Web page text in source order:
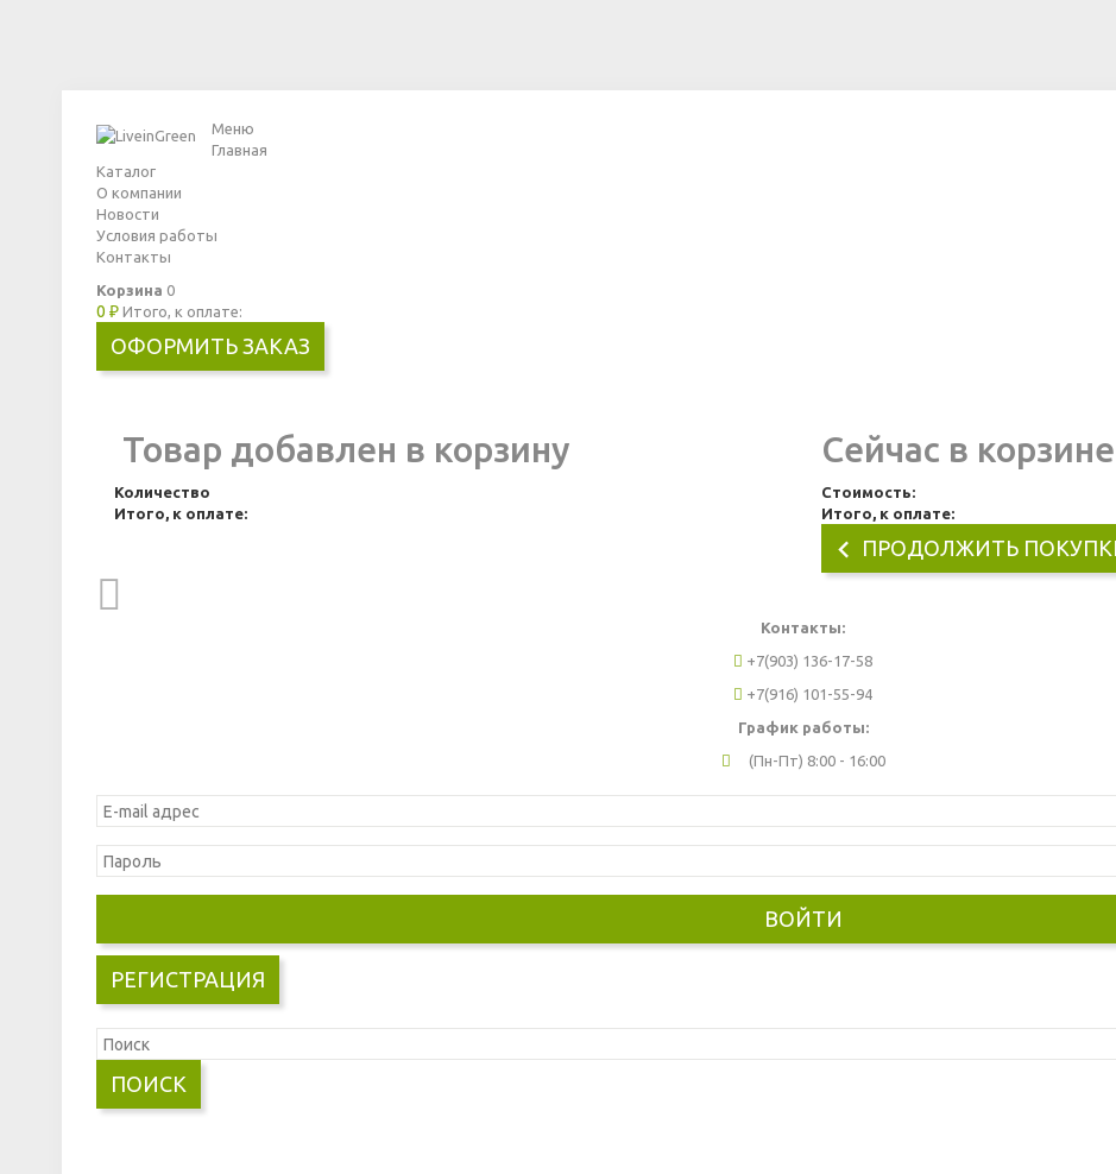
Меню
Главная
Каталог
О компании
Новости
Условия работы
Контакты
Корзина 0
0 ₽ Итого, к оплате:
ОФОРМИТЬ ЗАКАЗ
Товар добавлен в корзину
Количество
Итого, к оплате:
Сейчас в
Стоимость:
Итого, к оплате:
ПРОДОЛЖИТЬ
Контакты:
+7(903) 136-17-58
+7(916) 101-55-94
График работы:
(Пн-Пт) 8:00 - 16:00
ВОЙТИ
РЕГИСТРАЦИЯ
ПОИСК